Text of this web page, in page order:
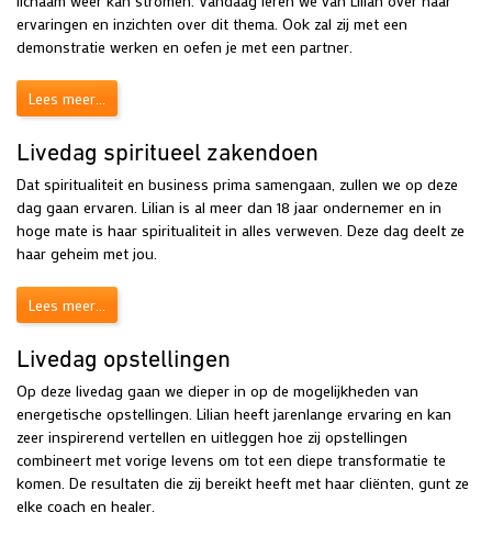
ervaringen en inzichten over dit thema. Ook zal zij met een
demonstratie werken en oefen je met een partner.
Lees meer...
Livedag spiritueel zakendoen
Dat spiritualiteit en business prima samengaan, zullen we op deze
dag gaan ervaren. Lilian is al meer dan 18 jaar ondernemer en in
hoge mate is haar spiritualiteit in alles verweven. Deze dag deelt ze
haar geheim met jou.
Lees meer...
Livedag opstellingen
Op deze livedag gaan we dieper in op de mogelijkheden van
energetische opstellingen. Lilian heeft jarenlange ervaring en kan
zeer inspirerend vertellen en uitleggen hoe zij opstellingen
combineert met vorige levens om tot een diepe transformatie te
komen. De resultaten die zij bereikt heeft met haar cliënten, gunt ze
elke coach en healer.